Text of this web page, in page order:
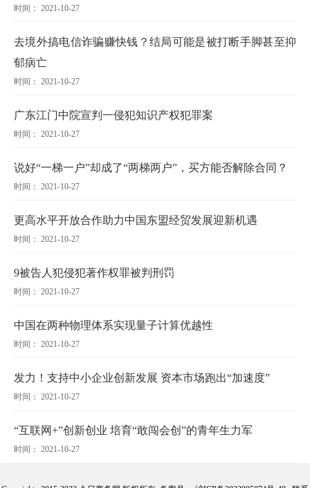
时间： 2021-10-27
去境外搞电信诈骗赚快钱？结局可能是被打断手脚甚至抑
郁病亡
时间： 2021-10-27
广东江门中院宣判一侵犯知识产权犯罪案
时间： 2021-10-27
说好“一梯一户”却成了“两梯两户”，买方能否解除合同？
时间： 2021-10-27
更高水平开放合作助力中国东盟经贸发展迎新机遇
时间： 2021-10-27
9被告人犯侵犯著作权罪被判刑罚
时间： 2021-10-27
中国在两种物理体系实现量子计算优越性
时间： 2021-10-27
发力！支持中小企业创新发展 资本市场跑出“加速度”
时间： 2021-10-27
“互联网+”创新创业 培育“敢闯会创”的青年生力军
时间： 2021-10-27